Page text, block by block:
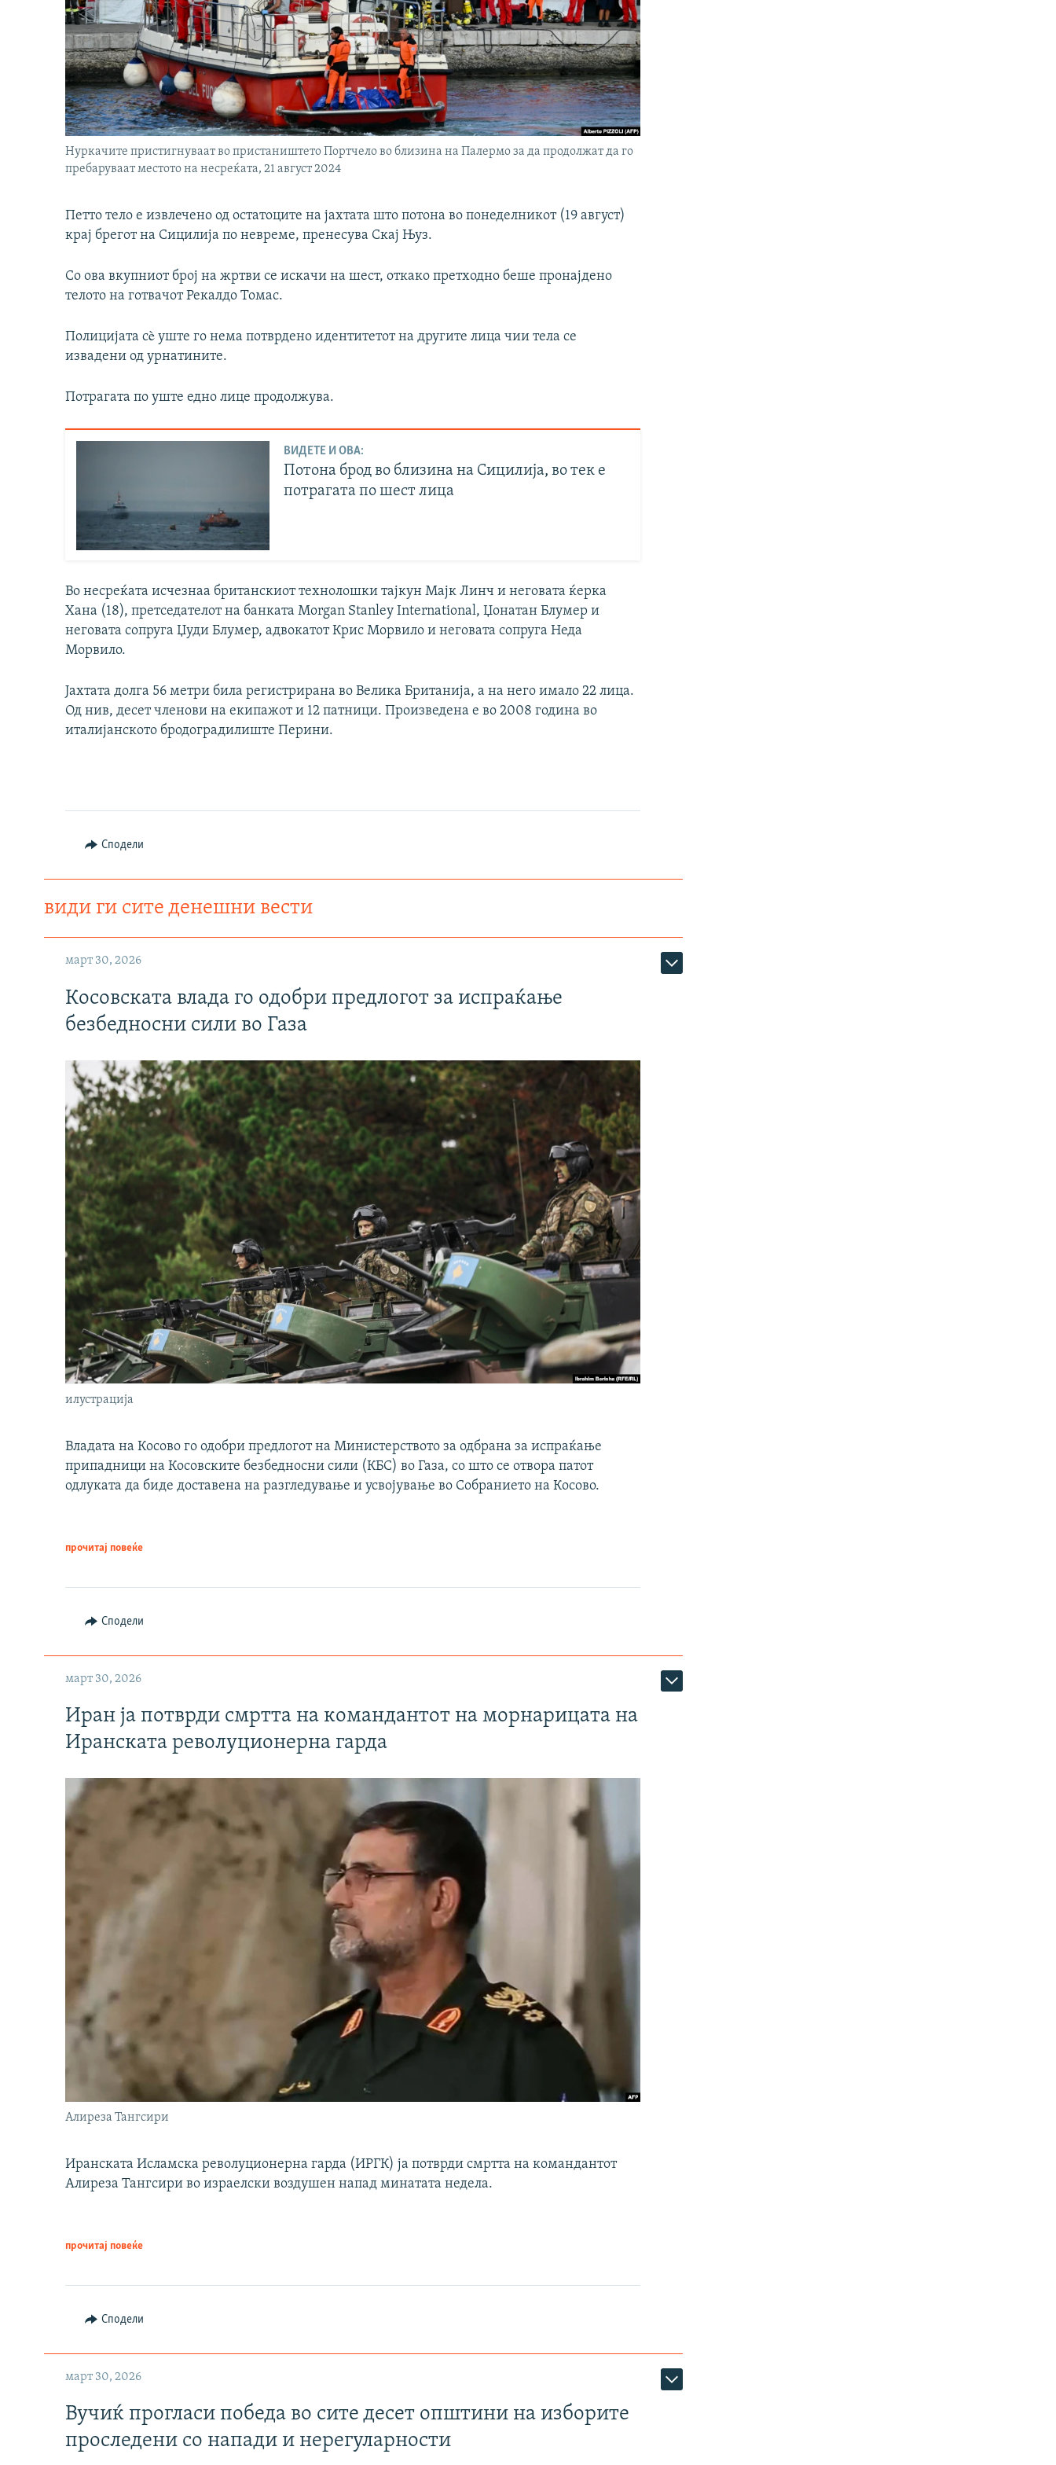
Нуркачите пристигнуваат во пристаништето Портчело во близина на Палермо за да продолжат да го
пребаруваат местото на несреќата, 21 август 2024
Петто тело е извлечено од остатоците на јахтата што потона во понеделникот (19 август)
крај брегот на Сицилија по невреме, пренесува Скај Њуз.
Со ова вкупниот број на жртви се искачи на шест, откако претходно беше пронајдено
телото на готвачот Рекалдо Томас.
Полицијата сè уште го нема потврдено идентитетот на другите лица чии тела се
извадени од урнатините.
Потрагата по уште едно лице продолжува.
ВИДЕТЕ И ОВА:
Потона брод во близина на Сицилија, во тек е
потрагата по шест лица
Во несреќата исчезнаа британскиот технолошки тајкун Мајк Линч и неговата ќерка
Хана (18), претседателот на банката Morgan Stanley International, Џонатан Блумер и
неговата сопруга Џуди Блумер, адвокатот Крис Морвило и неговата сопруга Неда
Морвило.
Јахтата долга 56 метри била регистрирана во Велика Британија, а на него имало 22 лица.
Од нив, десет членови на екипажот и 12 патници. Произведена е во 2008 година во
италијанското бродоградилиште Перини.
Сподели
види ги сите денешни вести
март 30, 2026
Косовската влада го одобри предлогот за испраќање
безбедносни сили во Газа
илустрација
Владата на Косово го одобри предлогот на Министерството за одбрана за испраќање
припадници на Косовските безбедносни сили (КБС) во Газа, со што се отвора патот
одлуката да биде доставена на разгледување и усвојување во Собранието на Косово.
прочитај повеќе
Сподели
март 30, 2026
Иран ја потврди смртта на командантот на морнарицата на
Иранската револуционерна гарда
Алиреза Тангсири
Иранската Исламска револуционерна гарда (ИРГК) ја потврди смртта на командантот
Алиреза Тангсири во израелски воздушен напад минатата недела.
прочитај повеќе
Сподели
март 30, 2026
Вучиќ прогласи победа во сите десет општини на изборите
проследени со напади и нерегуларности